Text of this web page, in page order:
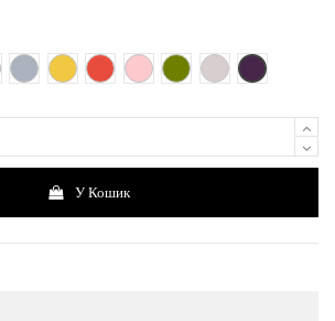
Сірий Жовтий ЧервонийРожевийХакі Світло - рожевий
Фіолетовий
У Кошик